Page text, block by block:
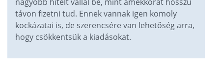
Lakásbiztosítás
Banki termékek
távon fizetni tud. Ennek vannak igen komoly
kockázatai is, de szerencsére van lehetőség arra,
hogy csökkentsük a kiadásokat.